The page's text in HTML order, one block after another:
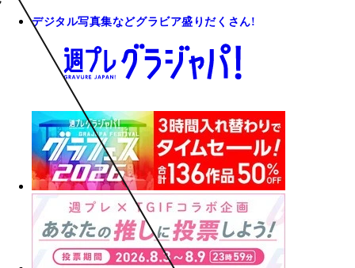
デジタル写真集などグラビア盛りだくさん!